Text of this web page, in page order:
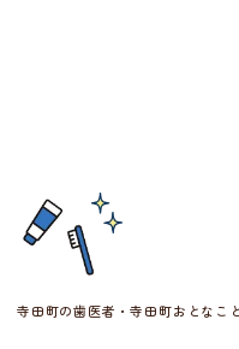
寺田町の歯医者・寺田町おとなこ